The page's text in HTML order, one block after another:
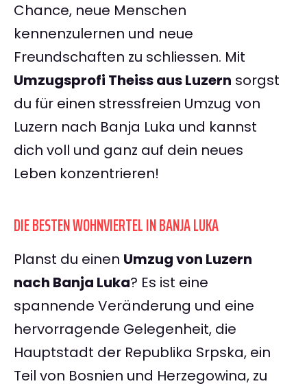
Chance, neue Menschen
kennenzulernen und neue
Freundschaften zu schliessen. Mit
Umzugsprofi Theiss aus Luzern sorgst
du für einen stressfreien Umzug von
Luzern nach Banja Luka und kannst
dich voll und ganz auf dein neues
Leben konzentrieren!
DIE BESTEN WOHNVIERTEL IN BANJA LUKA
Planst du einen Umzug von Luzern
nach Banja Luka? Es ist eine
spannende Veränderung und eine
hervorragende Gelegenheit, die
Hauptstadt der Republika Srpska, ein
Teil von Bosnien und Herzegowina, zu